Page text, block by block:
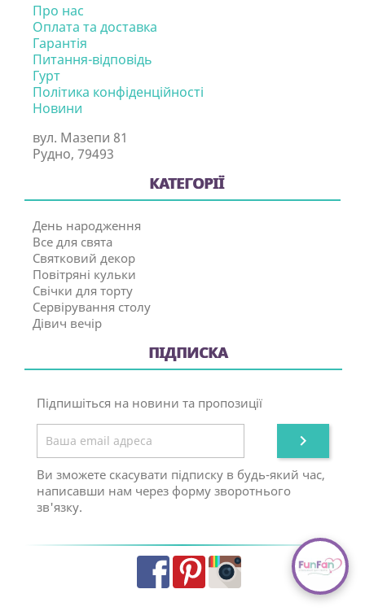
Про нас
Оплата та доставка
Гарантія
Питання-відповідь
Гурт
Політика конфіденційності
Новини
вул. Мазепи 81
Рудно, 79493
КАТЕГОРІЇ
День народження
Все для свята
Святковий декор
Повітряні кульки
Свічки для торту
Сервірування столу
Дівич вечір
ПІДПИСКА
Підпишіться на новини та пропозиції

Ви зможете скасувати підписку в будь-який час,
написавши нам через форму зворотнього
зв'язку.
FacebookPinterestInstagram